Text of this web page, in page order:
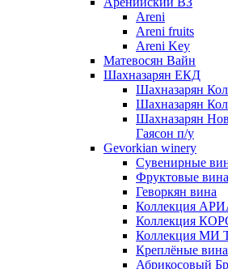
Areni
Areni fruits
Areni Key
Матевосян Вайн
Шахназарян ЕКД
Шахназарян
Шахназарян
Шахназарян
Гаясон п/у
Gevorkian winery
Сувенирные
Фруктовые вина
Геворкян вина
Коллекция
Коллекция
Коллекция МИ
Креплёные вина
Абрикосовый